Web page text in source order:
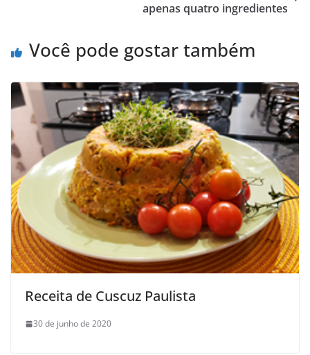
apenas quatro ingredientes
Você pode gostar também
Receita de Cuscuz Paulista
30 de junho de 2020